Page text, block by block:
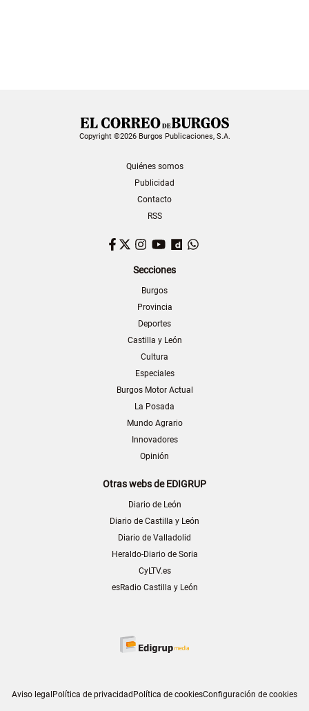
Copyright ©2026 Burgos Publicaciones, S.A.
Quiénes somos
Publicidad
Contacto
RSS
Facebook
TwitterInstagram
YouTubeDailymotion
Secciones
Burgos
Provincia
Deportes
Castilla y León
Cultura
Especiales
Burgos Motor Actual
La Posada
Mundo Agrario
Innovadores
Opinión
Otras webs de EDIGRUP
Diario de León
Diario de Castilla y León
Diario de Valladolid
Heraldo-Diario de Soria
CyLTV.es
esRadio Castilla y León
Aviso legal Política de privacidad Política de cookiesConfiguración de cookies